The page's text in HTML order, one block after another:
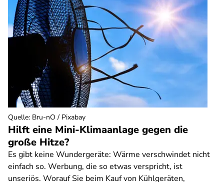
Hilft eine Mini-Klimaanlage gegen die
große Hitze?
Es gibt keine Wundergeräte: Wärme verschwindet nicht
einfach so. Werbung, die so etwas verspricht, ist
unseriös. Worauf Sie beim Kauf von Kühlgeräten,
Quelle: Bru-nO / Pixabay